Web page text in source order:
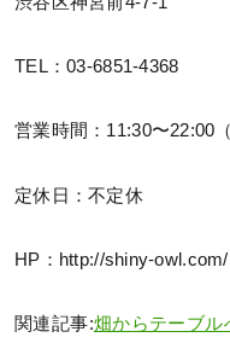
TEL：03-6851-4368
営業時間：11:30〜22:00（
定休日：不定休
HP：http://shiny-owl.com/
関連記事:畑からテーブル